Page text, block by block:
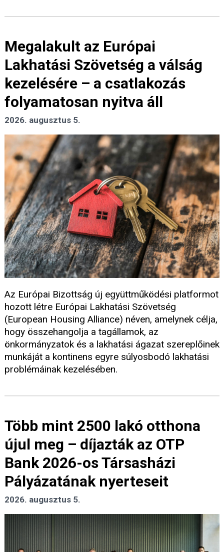
Megalakult az Európai
Lakhatási Szövetség a válság
kezelésére – a csatlakozás
folyamatosan nyitva áll
2026. augusztus 5.
Az Európai Bizottság új együttműködési platformot
hozott létre Európai Lakhatási Szövetség
(European Housing Alliance) néven, amelynek célja,
hogy összehangolja a tagállamok, az
önkormányzatok és a lakhatási ágazat szereplőinek
munkáját a kontinens egyre súlyosbodó lakhatási
problémáinak kezelésében.
Több mint 2500 lakó otthona
újul meg – díjazták az OTP
Bank 2026-os Társasházi
Pályázatának nyerteseit
2026. augusztus 5.